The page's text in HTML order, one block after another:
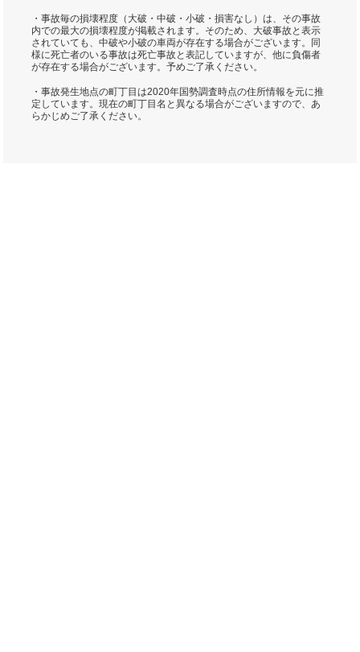
・事故毎の損壊程度（大破・中破・小破・損害なし）は、その事故
内での最大の損壊程度が掲載されます。そのため、大破事故と表示
されていても、中破や小破の車両が存在する場合がございます。同
様に死亡者のいる事故は死亡事故と表記していますが、他に負傷者
が存在する場合がございます。予めご了承ください。
・事故発生地点の町丁目は2020年国勢調査時点の住所情報を元に推
定しています。現在の町丁目名と異なる場合がございますので、あ
らかじめご了承ください。